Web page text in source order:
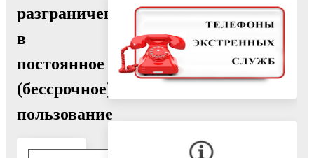
разграничена,
в
постоянное
(бессрочное)
пользование